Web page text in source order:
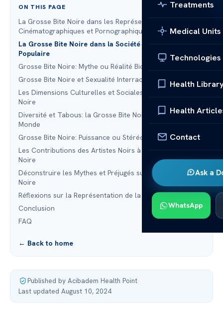
Treatments
Medical Units
Technologies
Health
Health
Contact
Ask a
WhatsApp
ON THIS PAGE
La Grosse Bite Noire dans les Représentations
Cinématographiques et Pornographiques
La Grosse Bite Noire dans la Société et l’Imagerie
Populaire
Grosse Bite Noire: Mythe ou Réalité Biologique?
Grosse Bite Noire et Sexualité Interracial
Les Dimensions Culturelles et Sociales de la Grosse Bite
Noire
Diversité et Tabous: la Grosse Bite Noire à Travers le
Monde
Grosse Bite Noire: Puissance ou Stéréotype Racial?
Les Contributions des Artistes Noirs à la Grosse Bite
Noire
Déconstruire les Mythes et Préjugés sur la Grosse Bite
Noire
Réflexions sur la Représentation de la Grosse Bite Noire
Conclusion
FAQ
← Back to home
Published by Acibadem Health Point·
Last updated August 10, 2024